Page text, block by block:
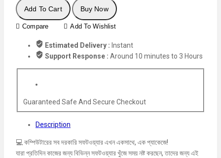
Add To Cart Buy Now
Compare Add To Wishlist
Estimated Delivery : Instant
Support Response : Around 10 minutes to 3 Hours
Guaranteed Safe And Secure Checkout
Description
💻 কম্পিউটারের সব দরকারি সফটওয়্যার এখন একসাথে, এক প্যাকেজে!
যারা প্রতিদিন কাজের জন্য বিভিন্ন সফটওয়্যার খুঁজে সময় নষ্ট করছেন, তাদের জন্য এই